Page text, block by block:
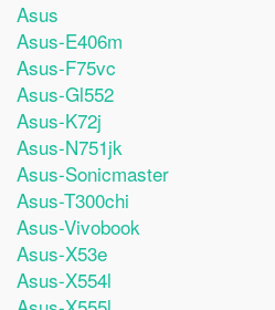
Asus
Asus-E406m
Asus-F75vc
Asus-Gl552
Asus-K72j
Asus-N751jk
Asus-Sonicmaster
Asus-T300chi
Asus-Vivobook
Asus-X53e
Asus-X554l